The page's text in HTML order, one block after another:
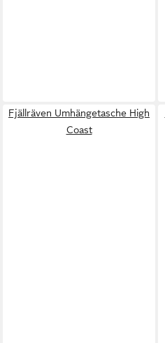
Fjällräven Umhängetasche High
Coast